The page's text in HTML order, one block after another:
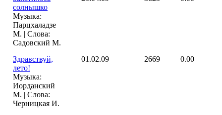
солнышко
Музыка:
Парцхаладзе
М. | Слова:
Садовский М.
Здравствуй,
лето!
Музыка:
Иорданский
М. | Слова:
Черницкая И.
01.02.09 2669 0.00